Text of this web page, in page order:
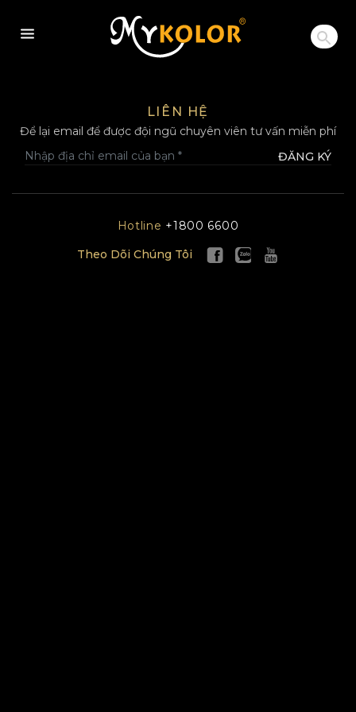
MYKOLOR
LIÊN HỆ
Để lại email để được đội ngũ chuyên viên tư vấn miễn phí
ĐĂNG KÝ
Hotline +1800 6600
Theo Dõi Chúng Tôi